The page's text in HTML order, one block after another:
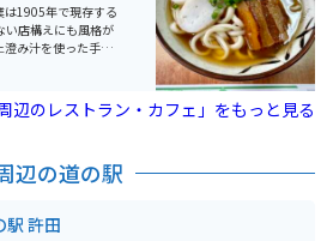
は1905年で現存する
い店構えにも風格が
澄み汁を使った手打
承しており、麺の
ジューシーのセット
周辺のレストラン・カフェ」をもっと見る
辺の道の駅
駅 許田